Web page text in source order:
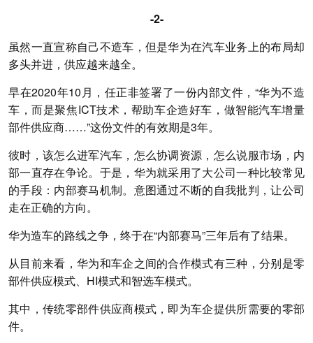
-2-
虽然一直宣称自己不造车，但是华为在汽车业务上的布局却
多头并进，供应越来越全。
早在2020年10月，任正非签署了一份内部文件，“华为不造
车，而是聚焦ICT技术，帮助车企造好车，做智能汽车增量
部件供应商……”这份文件的有效期是3年。
彼时，该怎么进军汽车，怎么协调资源，怎么说服市场，内
部一直存在争论。于是，华为就采用了大公司一种比较常见
的手段：内部赛马机制。意图通过不断的自我批判，让公司
走在正确的方向。
华为造车的路线之争，终于在“内部赛马”三年后有了结果。
从目前来看，华为和车企之间的合作模式有三种，分别是零
部件供应模式、HI模式和智选车模式。
其中，传统零部件供应商模式，即为车企提供所需要的零部
件。